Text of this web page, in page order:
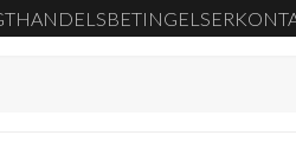
HANDELSBETINGELSER